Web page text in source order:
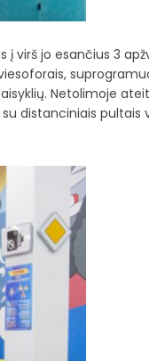
virš jo esančius 3
Netolimoje
distanciniais pultais